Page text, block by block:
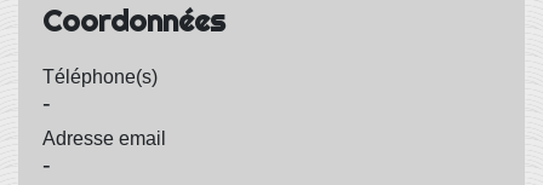
Coordonnées
Téléphone(s)
-
Adresse email
-